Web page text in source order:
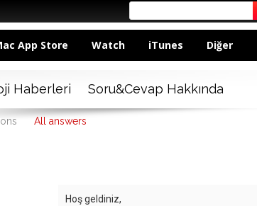
App Store Watch iTunes Diğer
Haberleri Soru&Cevap Hakkında
All answers
Hoş geldiniz,